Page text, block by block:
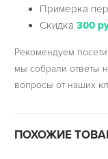
Примерка
Скидка300
Рекомендуем
мы собрали ответы
вопросы от наших
ПОХОЖИЕ